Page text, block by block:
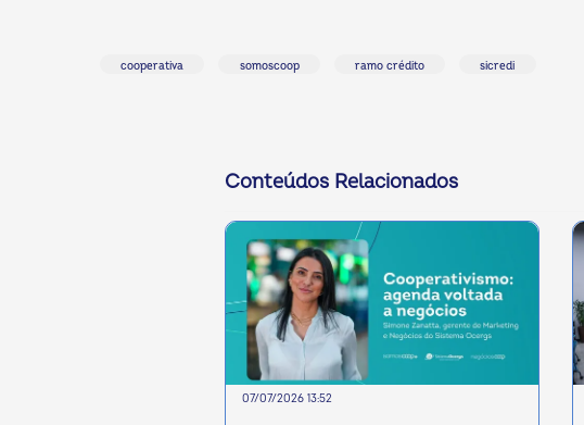
cooperativa somoscoop ramo crédito sicredi
Conteúdos Relacionados
07/07/2026 13:52